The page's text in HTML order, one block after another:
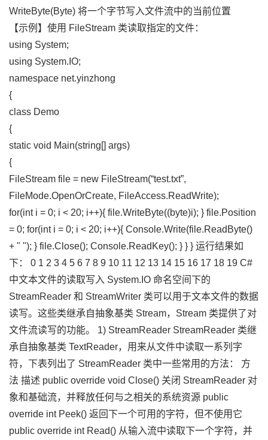
WriteByte(Byte) 将一个字节写入文件流中的当前位置
【示例】使用 FileStream 类读取指定的文件：
using System;
using System.IO;
namespace net.yinzhong
{
class Demo
{
static void Main(string[] args)
{
FileStream file = new FileStream(“test.txt”,
FileMode.OpenOrCreate, FileAccess.ReadWrite);
for(int i = 0; i < 20; i++){ file.WriteByte((byte)i); } file.Position
= 0; for(int i = 0; i < 20; i++){ Console.Write(file.ReadByte()
+ " "); } file.Close(); Console.ReadKey(); } } } 运行结果如
下： 0 1 2 3 4 5 6 7 8 9 10 11 12 13 14 15 16 17 18 19 C#
中文本文件的读取写入 System.IO 命名空间下的
StreamReader 和 StreamWriter 类可以用于文本文件的数据
读写。这些类继承自抽象基类 Stream，Stream 类提供了对
文件流读写的功能。 1) StreamReader StreamReader 类继
承自抽象基类 TextReader，用来从文件中读取一系列字
符，下表列出了 StreamReader 类中一些常用的方法： 方
法 描述 public override void Close() 关闭 StreamReader 对
象和基础流，并释放任何与之相关的系统资源 public
override int Peek() 返回下一个可用的字符，但不使用它
public override int Read() 从输入流中读取下一个字符，并